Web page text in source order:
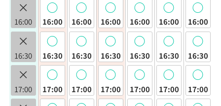
×
16:00
×
16:30
×
17:00
◯
16:00
◯
16:30
◯
17:00
◯
16:00
◯
16:30
◯
17:00
◯
16:00
◯
16:30
◯
17:00
◯
16:00
◯
16:30
◯
17:00
◯
16:00
◯
16:30
◯
17:00
◯
16:00
◯
16:30
◯
17:00